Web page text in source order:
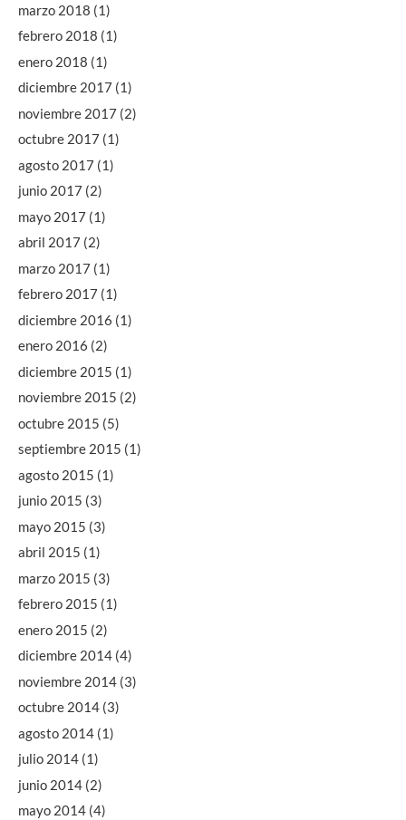
marzo 2018 (1)
febrero 2018 (1)
enero 2018 (1)
diciembre 2017 (1)
noviembre 2017 (2)
octubre 2017 (1)
agosto 2017 (1)
junio 2017 (2)
mayo 2017 (1)
abril 2017 (2)
marzo 2017 (1)
febrero 2017 (1)
diciembre 2016 (1)
enero 2016 (2)
diciembre 2015 (1)
noviembre 2015 (2)
octubre 2015 (5)
septiembre 2015 (1)
agosto 2015 (1)
junio 2015 (3)
mayo 2015 (3)
abril 2015 (1)
marzo 2015 (3)
febrero 2015 (1)
enero 2015 (2)
diciembre 2014 (4)
noviembre 2014 (3)
octubre 2014 (3)
agosto 2014 (1)
julio 2014 (1)
junio 2014 (2)
mayo 2014 (4)